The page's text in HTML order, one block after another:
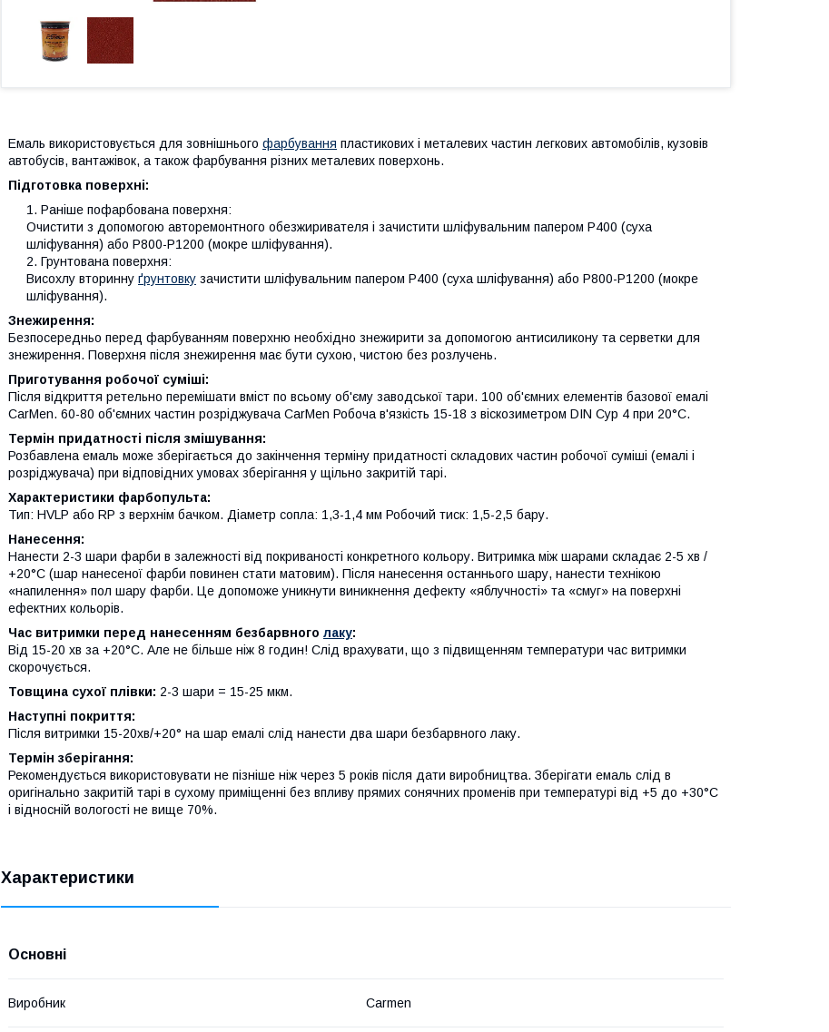
Емаль використовується для зовнішнього фарбування пластикових і металевих частин легкових автомобілів, кузовів
автобусів, вантажівок, а також фарбування різних металевих поверхонь.
Підготовка поверхні:
Раніше пофарбована поверхня:
Очистити з допомогою авторемонтного обезжиривателя і зачистити шліфувальним папером Р400 (суха
шліфування) або Р800-Р1200 (мокре шліфування).
Грунтована поверхня:
Висохлу вторинну ґрунтовку зачистити шліфувальним папером Р400 (суха шліфування) або Р800-Р1200 (мокре
шліфування).
Знежирення:
Безпосередньо перед фарбуванням поверхню необхідно знежирити за допомогою антисиликону та серветки для
знежирення. Поверхня після знежирення має бути сухою, чистою без розлучень.
Приготування робочої суміші:
Після відкриття ретельно перемішати вміст по всьому об'єму заводської тари. 100 об'ємних елементів базової емалі
CarMen. 60-80 об'ємних частин розріджувача CarMen Робоча в'язкість 15-18 з віскозиметром DIN Сур 4 при 20°С.
Термін придатності після змішування:
Розбавлена емаль може зберігається до закінчення терміну придатності складових частин робочої суміші (емалі і
розріджувача) при відповідних умовах зберігання у щільно закритій тарі.
Характеристики фарбопульта:
Тип: HVLP або RP з верхнім бачком. Діаметр сопла: 1,3-1,4 мм Робочий тиск: 1,5-2,5 бару.
Нанесення:
Нанести 2-3 шари фарби в залежності від покриваності конкретного кольору. Витримка між шарами складає 2-5 хв /
+20°С (шар нанесеної фарби повинен стати матовим). Після нанесення останнього шару, нанести технікою
«напилення» пол шару фарби. Це допоможе уникнути виникнення дефекту «яблучності» та «смуг» на поверхні
ефектних кольорів.
Час витримки перед нанесенням безбарвного лаку:
Від 15-20 хв за +20°С. Але не більше ніж 8 годин! Слід врахувати, що з підвищенням температури час витримки
скорочується.
Товщина сухої плівки: 2-3 шари = 15-25 мкм.
Наступні покриття:
Після витримки 15-20хв/+20° на шар емалі слід нанести два шари безбарвного лаку.
Термін зберігання:
Рекомендується використовувати не пізніше ніж через 5 років після дати виробництва. Зберігати емаль слід в
оригінально закритій тарі в сухому приміщенні без впливу прямих сонячних променів при температурі від +5 до +30°С
і відносній вологості не вище 70%.
Характеристики
Основні
Виробник Carmen